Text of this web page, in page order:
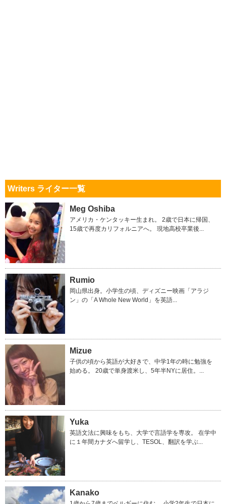
Writers ライター一覧
Meg Oshiba
アメリカ・ケンタッキー生まれ。 2歳で日本に帰国、
15歳で再度カリフォルニアへ。 現地高校卒業後...
Rumio
岡山県出身。小学生の頃、ディズニー映画「アラジ
ン」の「A Whole New World」を英語...
Mizue
子供の頃から英語が大好きで、中学1年の時に勉強を
始める。 20歳で単身渡米し、5年半NYに居住。...
Yuka
英語文法に興味をもち、大学で言語学を専攻。 在学中
に１年間カナダへ留学し、TESOL、翻訳を学ぶ...
Kanako